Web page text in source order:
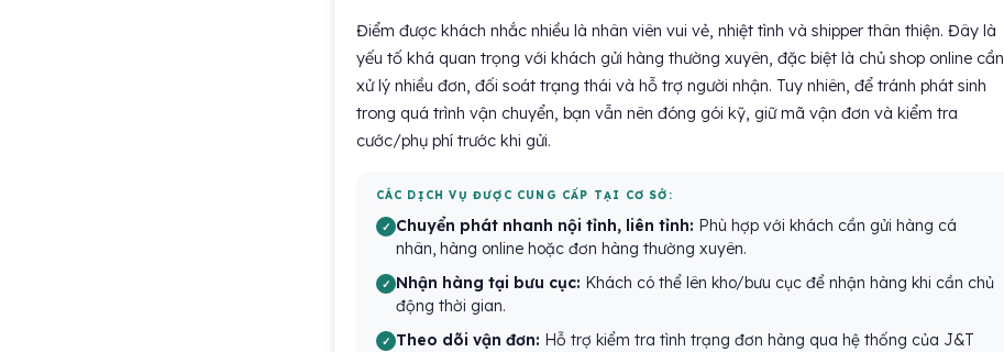
Điểm được khách nhắc nhiều là nhân viên vui vẻ, nhiệt tình và shipper thân thiện. Đây là
yếu tố khá quan trọng với khách gửi hàng thường xuyên, đặc biệt là chủ shop online cần
xử lý nhiều đơn, đối soát trạng thái và hỗ trợ người nhận. Tuy nhiên, để tránh phát sinh
trong quá trình vận chuyển, bạn vẫn nên đóng gói kỹ, giữ mã vận đơn và kiểm tra
cước/phụ phí trước khi gửi.
CÁC DỊCH VỤ ĐƯỢC CUNG CẤP TẠI CƠ SỞ:
Chuyển phát nhanh nội tỉnh, liên tỉnh: Phù hợp với khách cần gửi hàng cá
nhân, hàng online hoặc đơn hàng thường xuyên.
Nhận hàng tại bưu cục: Khách có thể lên kho/bưu cục để nhận hàng khi cần chủ
động thời gian.
Theo dõi vận đơn: Hỗ trợ kiểm tra tình trạng đơn hàng qua hệ thống của J&T